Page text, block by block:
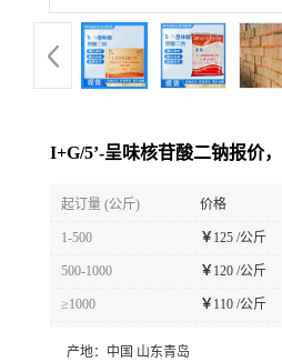
I+G/5’-呈味核苷酸二钠报价
起订量 (公斤) 价格
1-500 ￥ 125 /公斤
500-1000 ￥ 120 /公斤
≥1000 ￥ 110 /公斤
产地： 中国 山东青岛